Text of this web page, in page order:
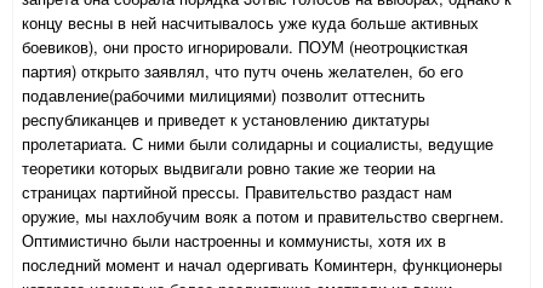
концу весны в ней насчитывалось уже куда больше активных
боевиков), они просто игнорировали. ПОУМ (неотроцкисткая
партия) открыто заявлял, что путч очень желателен, бо его
подавление(рабочими милициями) позволит оттеснить
республиканцев и приведет к установлению диктатуры
пролетариата. С ними были солидарны и социалисты, ведущие
теоретики которых выдвигали ровно такие же теории на
страницах партийной прессы. Правительство раздаст нам
оружие, мы нахлобучим вояк а потом и правительство свергнем.
Оптимистично были настроенны и коммунисты, хотя их в
последний момент и начал одергивать Коминтерн, функционеры